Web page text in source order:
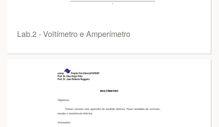
Lab.2 - Voltímetro e Amperímetro